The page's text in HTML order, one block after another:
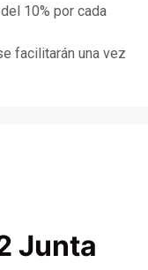
10% por cada
facilitarán una vez
Junta